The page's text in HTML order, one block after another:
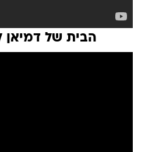
הבית של דמיאן